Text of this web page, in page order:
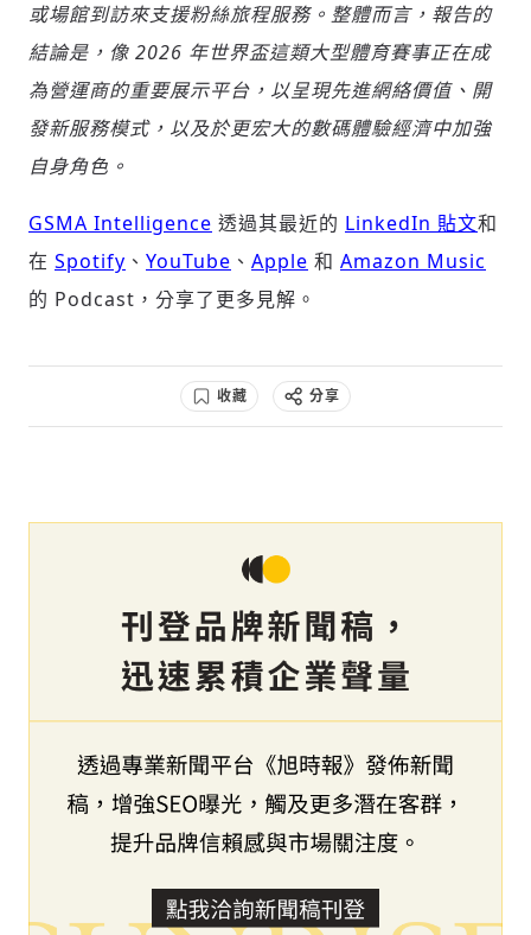
或場館到訪來支援粉絲旅程服務。整體而言，報告的
結論是，像 2026 年世界盃這類大型體育賽事正在成
為營運商的重要展示平台，以呈現先進網絡價值、開
發新服務模式，以及於更宏大的數碼體驗經濟中加強
自身角色。
GSMA Intelligence 透過其最近的 LinkedIn 貼文和
在 Spotify 、 YouTube 、 Apple 和 Amazon Music
的 Podcast，分享了更多見解。
收藏 分享